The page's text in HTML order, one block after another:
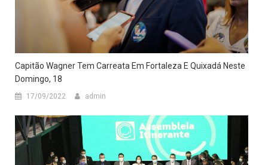
Capitão Wagner Tem Carreata Em Fortaleza E Quixadá Neste
Domingo, 18
17/09/2022 admin